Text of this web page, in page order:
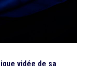
vidée de sa